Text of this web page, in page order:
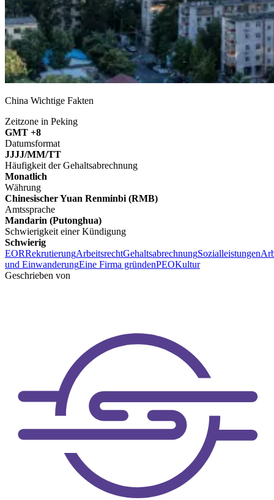
China Wichtige Fakten
Zeitzone in Peking
GMT +8
Datumsformat
JJJJ/MM/TT
Häufigkeit der Gehaltsabrechnung
Monatlich
Währung
Chinesischer Yuan Renminbi (RMB)
Amtssprache
Mandarin (Putonghua)
Schwierigkeit einer Kündigung
Schwierig
EORRekrutierungArbeitsrechtGehaltsabrechnungSozialleistungen
und EinwanderungEine Firma gründenPEOKultur
Geschrieben von